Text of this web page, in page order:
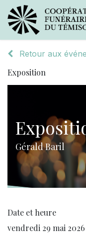
Retour aux
Exposition
Gérald Baril
Date et heure
vendredi 29 mai 2026